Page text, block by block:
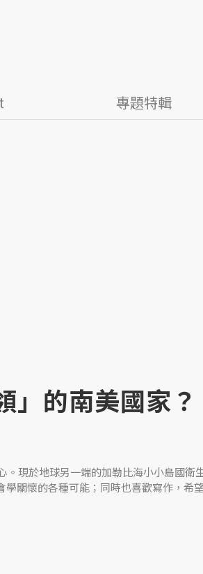
專題特輯
」的南美國家？
。現於地球另一端的加勒比海小小島國衛
關懷的各種可能；同時也喜歡寫作，希